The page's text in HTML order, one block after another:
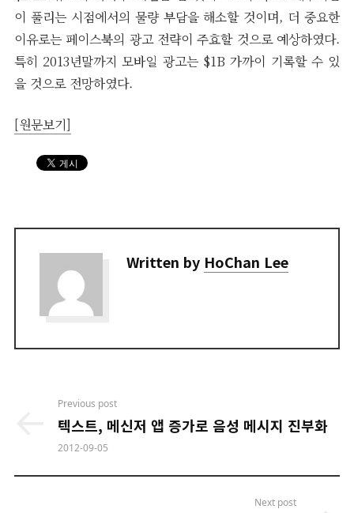
이 풀리는 시점에서의 물량 부담을 해소할 것이며, 더 중요한
이유로는 페이스북의 광고 전략이 주효할 것으로 예상하였다.
특히 2013년말까지 모바일 광고는 $1B 가까이 기록할 수 있
을 것으로 전망하였다.
[원문보기]
Written by HoChan Lee
navigation
Previous post
텍스트, 메신저 앱 증가로 음성 메시지 진부화
2012-09-05
Next post